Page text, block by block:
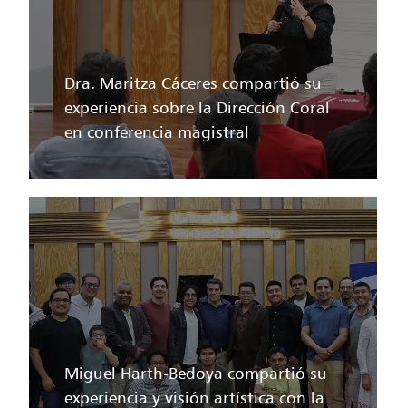
Dra. Maritza Cáceres compartió su
experiencia sobre la Dirección Coral
en conferencia magistral
Miguel Harth-Bedoya compartió su
experiencia y visión artística con la